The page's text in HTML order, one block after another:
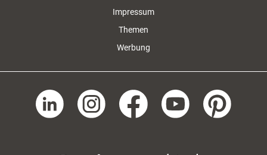
Impressum
Themen
Werbung